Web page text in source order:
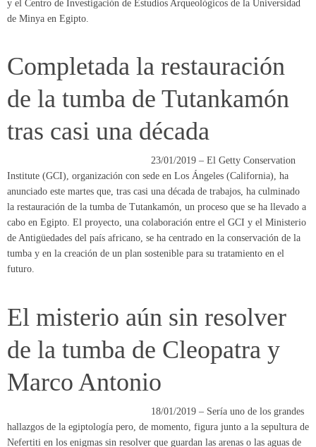
de Minya en Egipto.
Completada la restauración
de la tumba de Tutankamón
tras casi una década
23/01/2019 – El Getty Conservation
Institute (GCI), organización con sede en Los Ángeles (California), ha
anunciado este martes que, tras casi una década de trabajos, ha culminado
la restauración de la tumba de Tutankamón, un proceso que se ha llevado a
cabo en Egipto. El proyecto, una colaboración entre el GCI y el Ministerio
de Antigüedades del país africano, se ha centrado en la conservación de la
tumba y en la creación de un plan sostenible para su tratamiento en el
futuro.
El misterio aún sin resolver
de la tumba de Cleopatra y
Marco Antonio
18/01/2019 – Sería uno de los grandes
hallazgos de la egiptología pero, de momento, figura junto a la sepultura de
Nefertiti en los enigmas sin resolver que guardan las arenas o las aguas de